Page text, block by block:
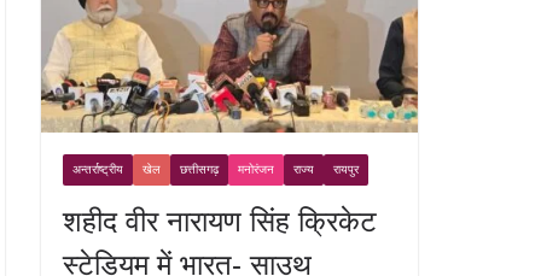
अन्तर्राष्ट्रीय खेल छत्तीसगढ़ मनोरंजन राज्य रायपुर
शहीद वीर नारायण सिंह क्रिकेट
स्टेडियम में भारत- साउथ